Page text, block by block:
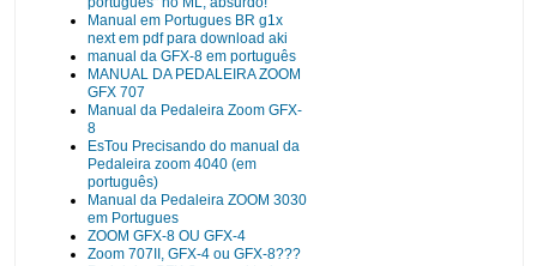
Manual em Portugues BR g1x
next em pdf para download aki
manual da GFX-8 em português
MANUAL DA PEDALEIRA ZOOM
GFX 707
Manual da Pedaleira Zoom GFX-
8
EsTou Precisando do manual da
Pedaleira zoom 4040 (em
português)
Manual da Pedaleira ZOOM 3030
em Portugues
ZOOM GFX-8 OU GFX-4
Zoom 707II, GFX-4 ou GFX-8???